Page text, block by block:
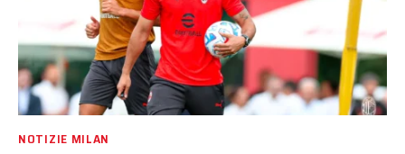
NOTIZIE MILAN